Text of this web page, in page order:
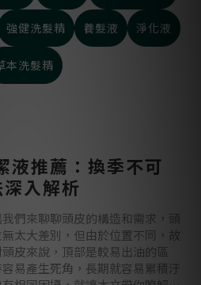
強健洗髮精 養髮液 淨化液
本洗髮精
液推薦：換季不可
入解析
們來聊聊頭皮的構造和需求，頭
無太大差別，但由於位置不同，故
皮來說，頂部是較易出油的區
易產生死角，長期就容易累積汙